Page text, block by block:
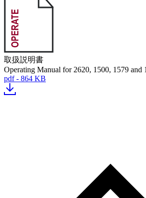
取扱説明書
Operating Manual for 2620, 1500, 1579 and
pdf - 864 KB